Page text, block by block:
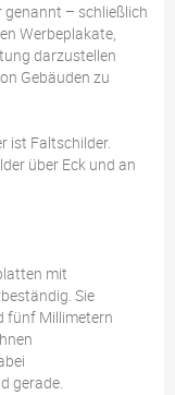
genannt – schließlich
Werbeplakate,
darzustellen
Gebäuden zu
ist Faltschilder.
über Eck und an
mit
Sie
fünf Millimetern
gerade.